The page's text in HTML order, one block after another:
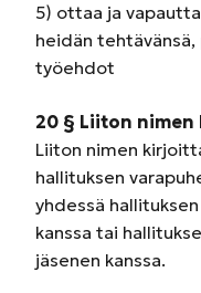
5) ottaa ja
heidän tehtävänsä,
työehdot
20 § Liiton
Liiton nimen
hallituksen
yhdessä
kanssa tai
jäsenen kanssa.